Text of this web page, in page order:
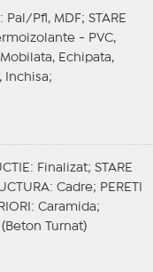
: Pal/Pfl, MDF; STARE
- PVC,
Echipata,
Inchisa;
: Finalizat; STARE
: Cadre; PERETI
: Caramida;
Turnat)